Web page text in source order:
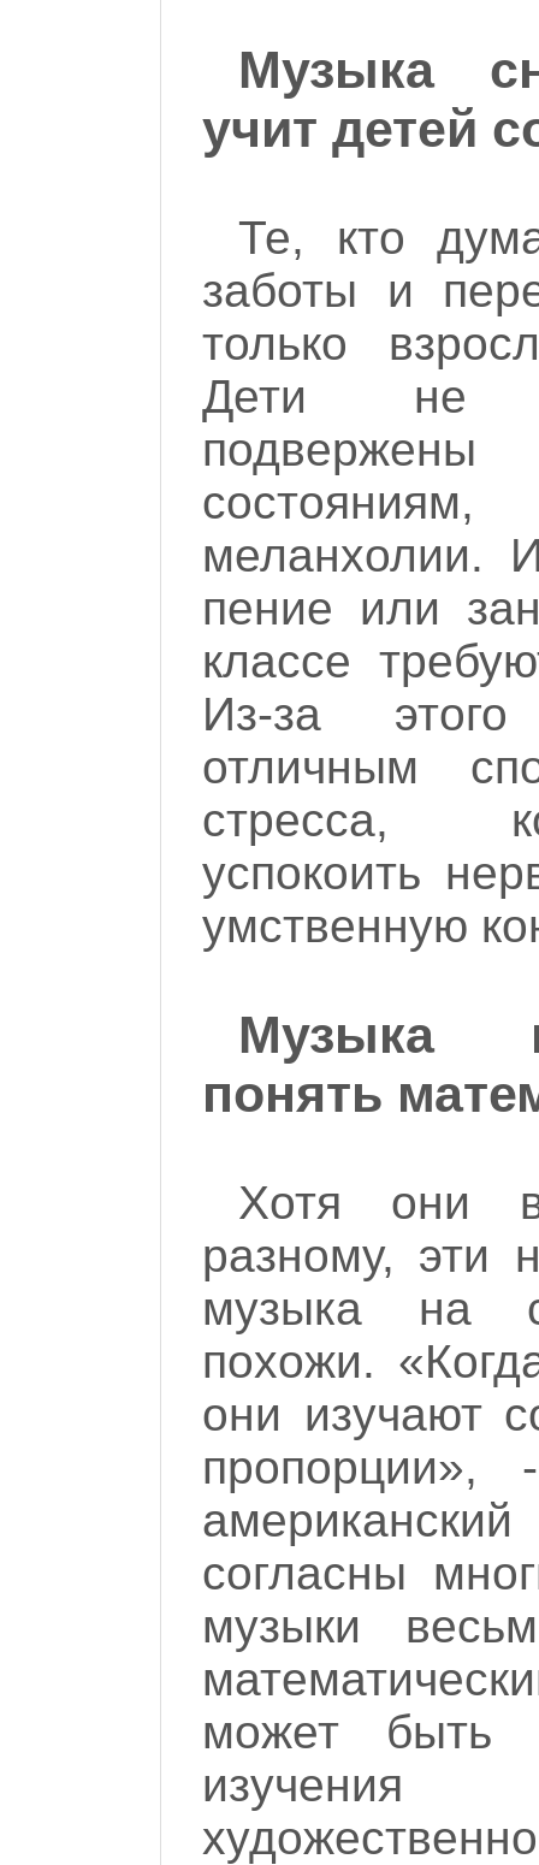
Музыка
учит детей
Те, кто
заботы и
только
Дети не
меланхолии.
пение или
классе
Из-за
отличным
стресса,
успокоить
умственную
Музыка
понять
Хотя они
разному, эти
музыка на
похожи.
они изучают
пропорции»,
согласны
музыки
может быть